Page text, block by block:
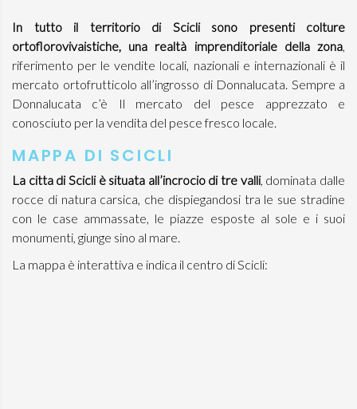
In tutto il territorio di Scicli sono presenti colture
ortoflorovivaistiche, una realtà imprenditoriale della zona,
riferimento per le vendite locali, nazionali e internazionali è il
mercato ortofrutticolo all’ingrosso di Donnalucata. Sempre a
Donnalucata c’è Il mercato del pesce apprezzato e
conosciuto per la vendita del pesce fresco locale.
MAPPA DI SCICLI
La citta di Scicli è situata all’incrocio di tre valli, dominata dalle
rocce di natura carsica, che dispiegandosi tra le sue stradine
con le case ammassate, le piazze esposte al sole e i suoi
monumenti, giunge sino al mare.
La mappa è interattiva e indica il centro di Scicli: